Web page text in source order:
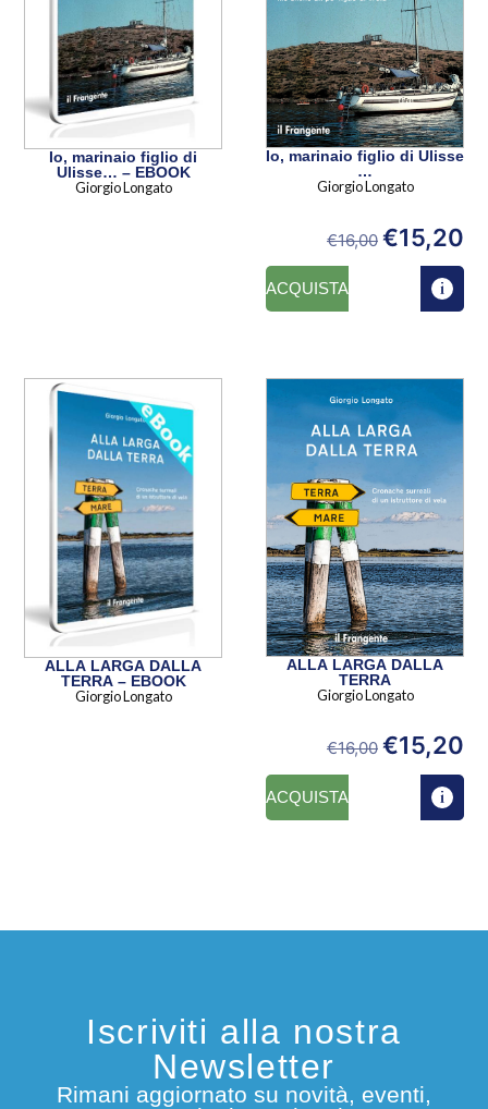
Io, marinaio figlio di
Ulisse… – EBOOK
Giorgio Longato
Io, marinaio figlio di Ulisse
…
Giorgio Longato
€16,00 €15,20
ACQUISTA
ALLA LARGA DALLA
TERRA – EBOOK
Giorgio Longato
ALLA LARGA DALLA
TERRA
Giorgio Longato
€16,00 €15,20
ACQUISTA
Iscriviti alla nostra
Newsletter
Rimani aggiornato su novità, eventi,